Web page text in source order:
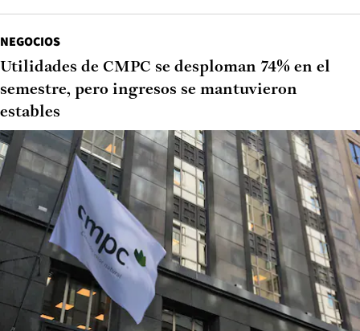
NEGOCIOS
Utilidades de CMPC se desploman 74% en el
semestre, pero ingresos se mantuvieron
estables